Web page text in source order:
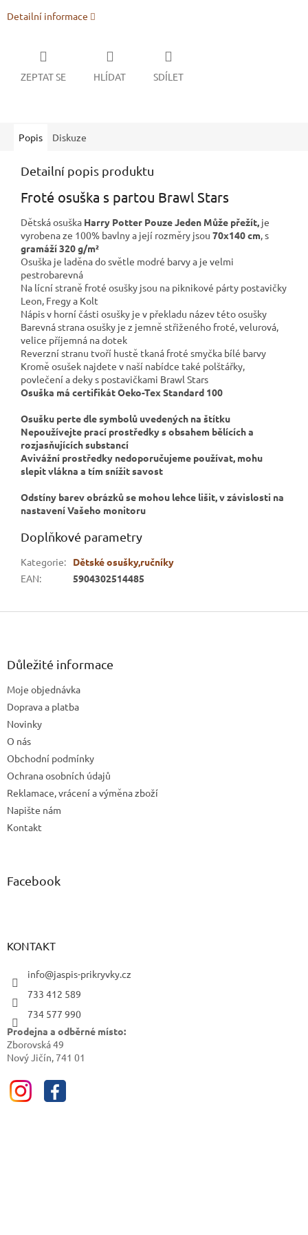
Detailní informace
ZEPTAT SE HLÍDAT SDÍLET
Popis Diskuze
Detailní popis produktu
Froté osuška s partou Brawl Stars
Dětská osuška Harry Potter Pouze Jeden Může přežít, je
vyrobena ze 100% bavlny a její rozměry jsou 70x140 cm, s
gramáží 320 g/m²
Osuška je laděna do světle modré barvy a je velmi
pestrobarevná
Na lícní straně froté osušky jsou na piknikové párty postavičky
Leon, Fregy a Kolt
Nápis v horní části osušky je v překladu název této osušky
Barevná strana osušky je z jemně střiženého froté, velurová,
velice příjemná na dotek
Reverzní stranu tvoří hustě tkaná froté smyčka bílé barvy
Kromě osušek najdete v naší nabídce také polštářky,
povlečení a deky s postavičkami Brawl Stars
Osuška má certifikát Oeko-Tex Standard 100
Osušku perte dle symbolů uvedených na štítku
Nepoužívejte prací prostředky s obsahem bělících a
rozjasňujících substancí
Avivážní prostředky nedoporučujeme používat, mohu
slepit vlákna a tím snížit savost
Odstíny barev obrázků se mohou lehce lišit, v závislosti na
nastavení Vašeho monitoru
Doplňkové parametry
Kategorie:
Dětské osušky,ručníky
EAN: 5904302514485
Důležité informace
Moje objednávka
Doprava a platba
Novinky
O nás
Obchodní podmínky
Ochrana osobních údajů
Reklamace, vrácení a výměna zboží
Napište nám
Kontakt
Facebook
KONTAKT
info@jaspis-prikryvky.cz
733 412 589
734 577 990
Prodejna a odběrné místo:
Zborovská 49
Nový Jičín, 741 01